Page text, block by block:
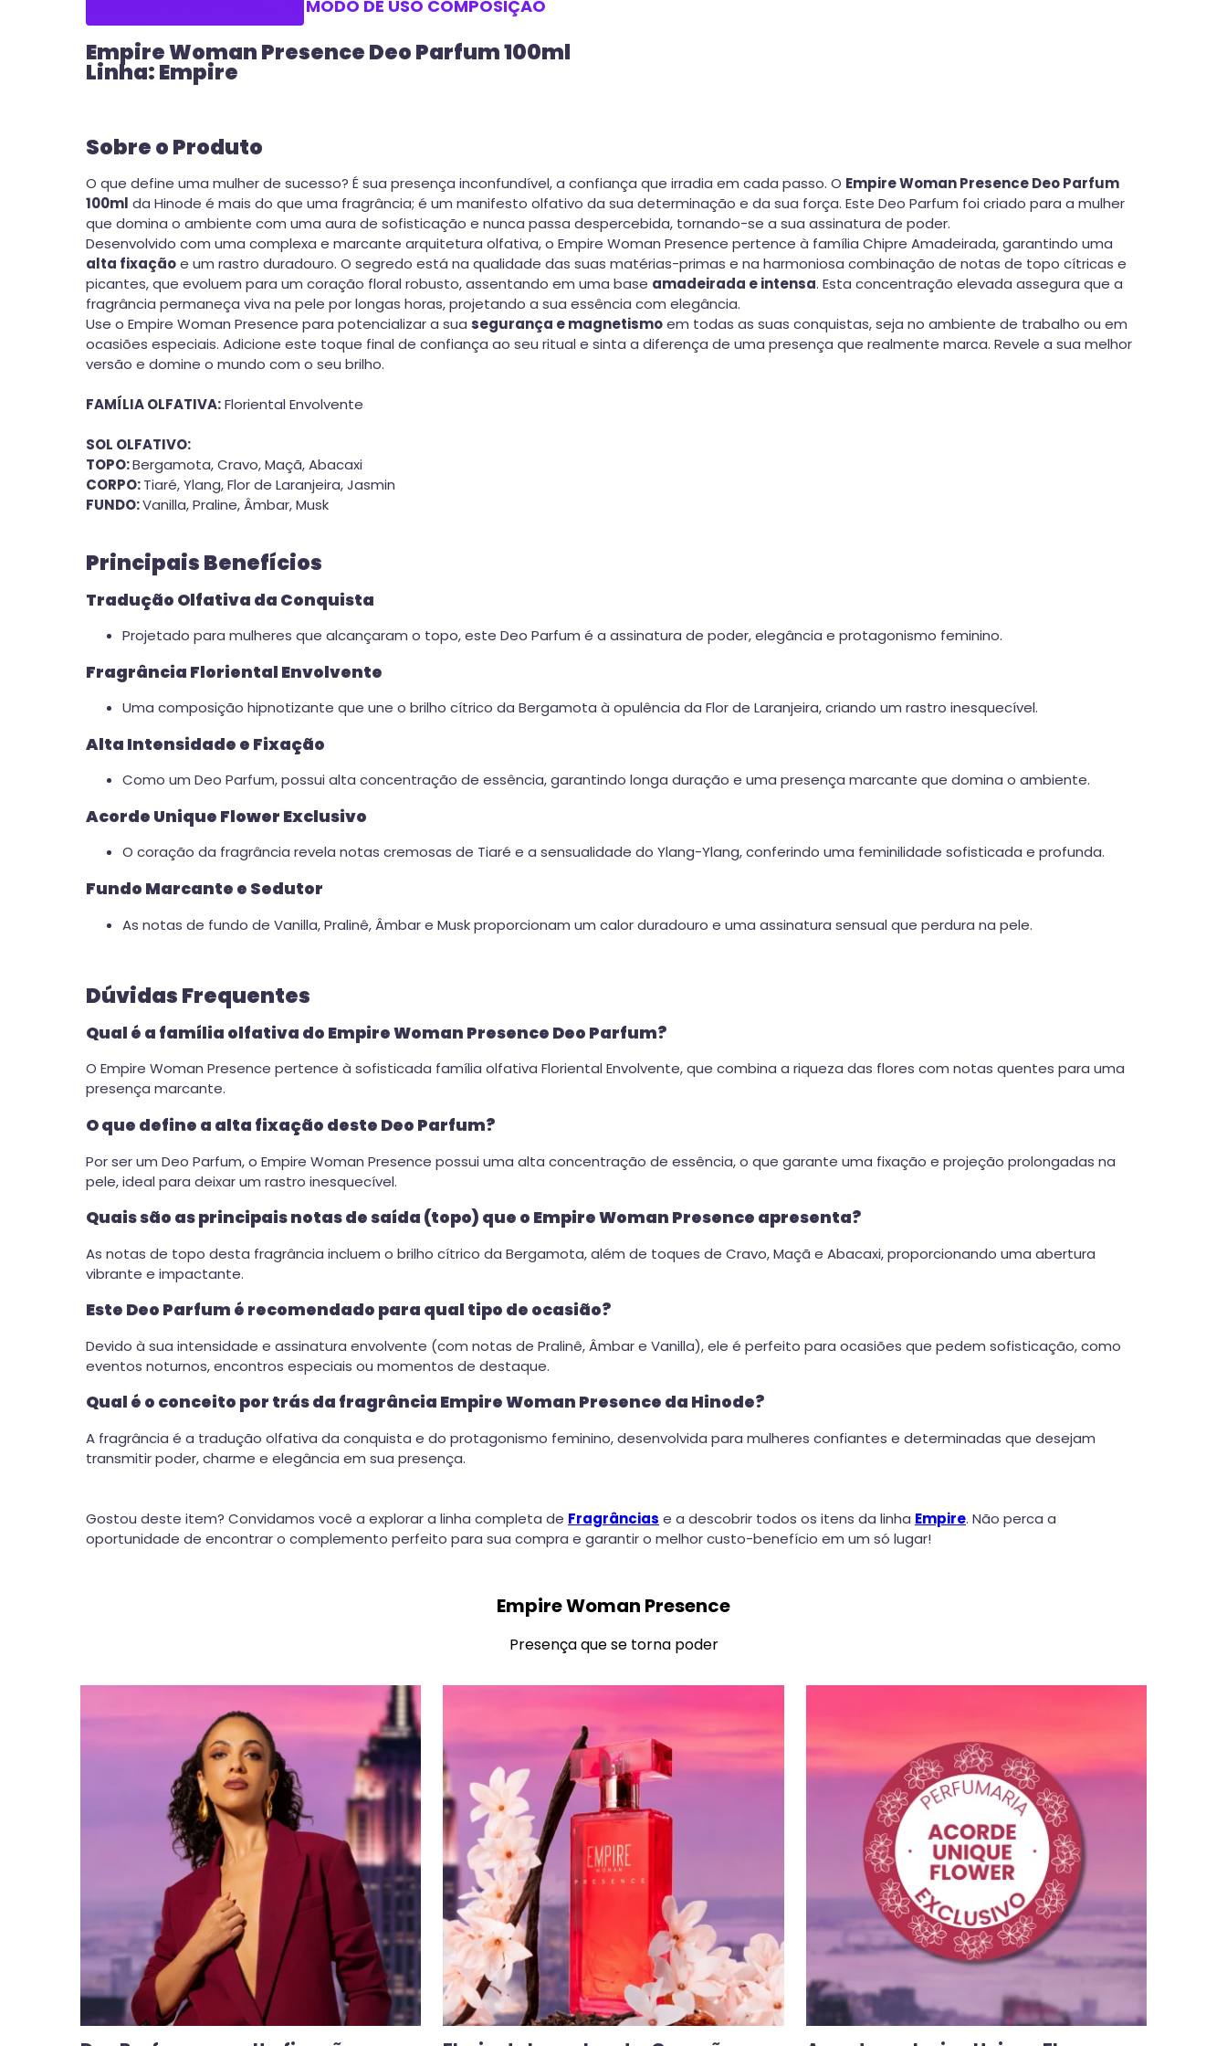
MODO DE USO COMPOSIÇÃO
Empire Woman Presence Deo Parfum 100ml
Linha: Empire
Sobre o Produto
O que define uma mulher de sucesso? É sua presença inconfundível, a confiança que irradia em cada passo. O Empire Woman Presence Deo Parfum
100ml da Hinode é mais do que uma fragrância; é um manifesto olfativo da sua determinação e da sua força. Este Deo Parfum foi criado para a mulher
que domina o ambiente com uma aura de sofisticação e nunca passa despercebida, tornando-se a sua assinatura de poder.
Desenvolvido com uma complexa e marcante arquitetura olfativa, o Empire Woman Presence pertence à família Chipre Amadeirada, garantindo uma
alta fixaçãoe um rastro duradouro. O segredo está na qualidade das suas matérias-primas e na harmoniosa combinação de notas de topo cítricas e
picantes, que evoluem para um coração floral robusto, assentando em uma base amadeirada e intensa. Esta concentração elevada assegura que a
fragrância permaneça viva na pele por longas horas, projetando a sua essência com elegância.
Use o Empire Woman Presence para potencializar a sua segurança e magnetismoem todas as suas conquistas, seja no ambiente de trabalho ou em
ocasiões especiais. Adicione este toque final de confiança ao seu ritual e sinta a diferença de uma presença que realmente marca. Revele a sua melhor
versão e domine o mundo com o seu brilho.
FAMÍLIA OLFATIVA:Floriental Envolvente
SOL OLFATIVO:
TOPO:Bergamota, Cravo, Maçã, Abacaxi
CORPO:Tiaré, Ylang, Flor de Laranjeira, Jasmin
FUNDO:Vanilla, Praline, Âmbar, Musk
Principais Benefícios
Tradução Olfativa da Conquista
Projetado para mulheres que alcançaram o topo, este Deo Parfum é a assinatura de poder, elegância e protagonismo feminino.
Fragrância Floriental Envolvente
Uma composição hipnotizante que une o brilho cítrico da Bergamota à opulência da Flor de Laranjeira, criando um rastro inesquecível.
Alta Intensidade e Fixação
Como um Deo Parfum, possui alta concentração de essência, garantindo longa duração e uma presença marcante que domina o ambiente.
Acorde Unique Flower Exclusivo
O coração da fragrância revela notas cremosas de Tiaré e a sensualidade do Ylang-Ylang, conferindo uma feminilidade sofisticada e profunda.
Fundo Marcante e Sedutor
As notas de fundo de Vanilla, Pralinê, Âmbar e Musk proporcionam um calor duradouro e uma assinatura sensual que perdura na pele.
Dúvidas Frequentes
Qual é a família olfativa do Empire Woman Presence Deo Parfum?
O Empire Woman Presence pertence à sofisticada família olfativa Floriental Envolvente, que combina a riqueza das flores com notas quentes para uma
presença marcante.
O que define a alta fixação deste Deo Parfum?
Por ser um Deo Parfum, o Empire Woman Presence possui uma alta concentração de essência, o que garante uma fixação e projeção prolongadas na
pele, ideal para deixar um rastro inesquecível.
Quais são as principais notas de saída (topo) que o Empire Woman Presence apresenta?
As notas de topo desta fragrância incluem o brilho cítrico da Bergamota, além de toques de Cravo, Maçã e Abacaxi, proporcionando uma abertura
vibrante e impactante.
Este Deo Parfum é recomendado para qual tipo de ocasião?
Devido à sua intensidade e assinatura envolvente (com notas de Pralinê, Âmbar e Vanilla), ele é perfeito para ocasiões que pedem sofisticação, como
eventos noturnos, encontros especiais ou momentos de destaque.
Qual é o conceito por trás da fragrância Empire Woman Presence da Hinode?
A fragrância é a tradução olfativa da conquista e do protagonismo feminino, desenvolvida para mulheres confiantes e determinadas que desejam
transmitir poder, charme e elegância em sua presença.
Gostou deste item? Convidamos você a explorar a linha completa de Fragrâncias e a descobrir todos os itens da linha Empire. Não perca a
oportunidade de encontrar o complemento perfeito para sua compra e garantir o melhor custo-benefício em um só lugar!
Empire Woman Presence
Presença que se torna poder